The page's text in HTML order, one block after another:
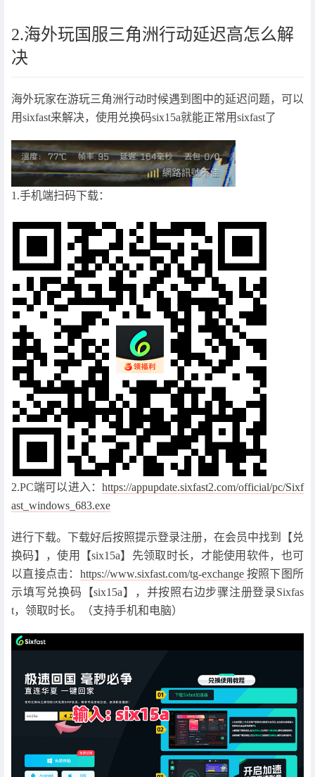
2.海外玩国服三角洲行动延迟高怎么解
决
海外玩家在游玩三角洲行动时候遇到图中的延迟问题，可以
用sixfast来解决，使用兑换码six15a就能正常用sixfast了
1.手机端扫码下载：
2.PC端可以进入： https://appupdate.sixfast2.com/official/pc/Sixf
ast_windows_683.exe
进行下载。下载好后按照提示登录注册，在会员中找到【兑
换码】，使用【six15a】先领取时长，才能使用软件，也可
以直接点击： https://www.sixfast.com/tg-exchange 按照下图所
示填写兑换码【six15a】，并按照右边步骤注册登录Sixfas
t，领取时长。（支持手机和电脑）